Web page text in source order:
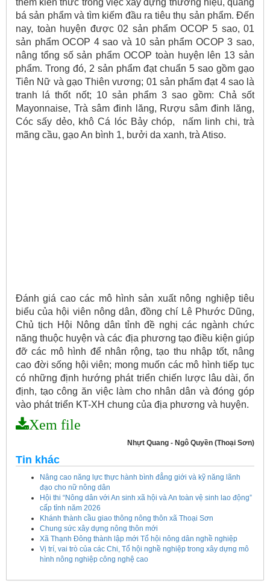
thêm kiến thức trong việc xây dựng thương hiệu, quảng
bá sản phẩm và tìm kiếm đầu ra tiêu thụ sản phẩm. Đến
nay, toàn huyện được 02 sản phẩm OCOP 5 sao, 01
sản phẩm OCOP 4 sao và 10 sản phẩm OCOP 3 sao,
nâng tổng số sản phẩm OCOP toàn huyện lên 13 sản
phẩm. Trong đó, 2 sản phẩm đạt chuẩn 5 sao gồm gạo
Tiên Nữ và gạo Thiên vương; 01 sản phẩm đạt 4 sao là
tranh lá thốt nốt; 10 sản phẩm 3 sao gồm: Chả sốt
Mayonnaise, Trà sâm đinh lăng, Rượu sâm đinh lăng,
Cóc sấy dẻo, khô Cá lóc Bảy chóp, nấm linh chi, trà
mãng cầu, gạo An bình 1, bưởi da xanh, trà Atiso.
Đánh giá cao các mô hình sản xuất nông nghiệp tiêu
biểu của hội viên nông dân, đồng chí Lê Phước Dũng,
Chủ tịch Hội Nông dân tỉnh đề nghị các ngành chức
năng thuộc huyện và các địa phương tạo điều kiện giúp
đỡ các mô hình để nhân rộng, tạo thu nhập tốt, nâng
cao đời sống hội viên; mong muốn các mô hình tiếp tục
có những định hướng phát triển chiến lược lâu dài, ổn
định, tạo công ăn việc làm cho nhân dân và đóng góp
vào phát triển KT-XH chung của địa phương và huyện.
Xem file
Nhựt Quang - Ngô Quyền (Thoại Sơn)
Tin khác
Nâng cao năng lực thực hành bình đẳng giới và kỹ năng lãnh
đạo cho nữ nông dân
Hội thi “Nông dân với An sinh xã hội và An toàn vệ sinh lao động”
cấp tỉnh năm 2026
Khánh thành cầu giao thông nông thôn xã Thoại Sơn
Chung sức xây dựng nông thôn mới
Xã Thạnh Đông thành lập mới Tổ hội nông dân nghề nghiệp
Vị trí, vai trò của các Chi, Tổ hội nghề nghiệp trong xây dựng mô
hình nông nghiệp công nghệ cao